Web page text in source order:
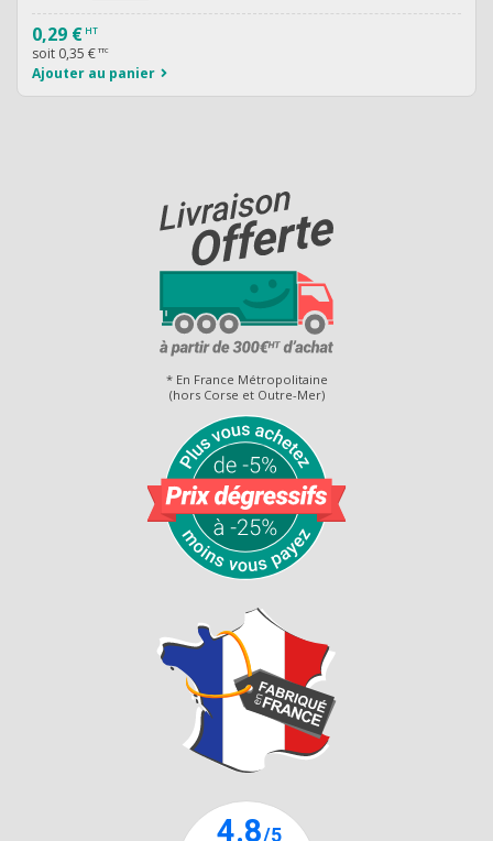
0,29 € HT
soit 0,35 € TTC
Ajouter au panier
* En France Métropolitaine
(hors Corse et Outre-Mer)